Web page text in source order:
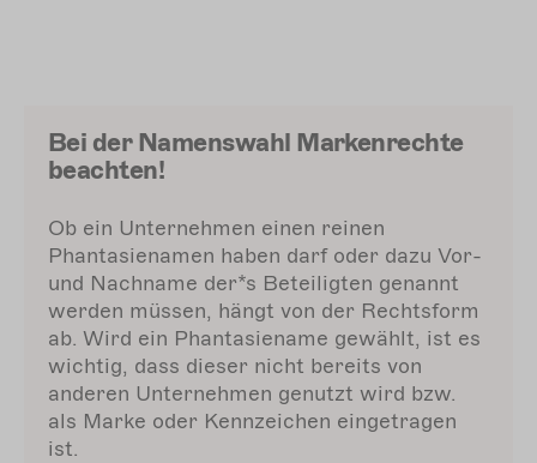
Bei der Namenswahl Markenrechte
beachten!
Ob ein Unternehmen einen reinen
Phantasienamen haben darf oder dazu Vor-
und Nachname der*s Beteiligten genannt
werden müssen, hängt von der Rechtsform
ab. Wird ein Phantasiename gewählt, ist es
wichtig, dass dieser nicht bereits von
anderen Unternehmen genutzt wird bzw.
als Marke oder Kennzeichen eingetragen
ist.